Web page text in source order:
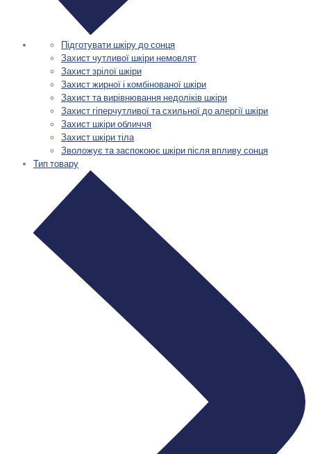
Підготувати шкіру до сонця
Захист чутливої шкіри немовлят
Захист зрілої шкіри
Захист жирної і комбінованої шкіри
Захист та вирівнювання недоліків шкіри
Захист гіперчутливої та схильної до алергії шкіри
Захист шкіри обличчя
Захист шкіри тіла
Зволожує та заспокоює шкіри після впливу сонця
Тип товару